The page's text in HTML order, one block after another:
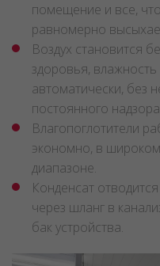
помещение и все,
равномерно
Воздух становится
здоровья, влажность
автоматически, без
постоянного
Влагопоглотители
экономно, в
диапазоне.
Конденсат
через шланг в
бак устройства.